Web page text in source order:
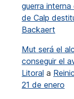
guerra
de Calp
Backaert
Mut será el
conseguir el
Litoral a
21 de enero